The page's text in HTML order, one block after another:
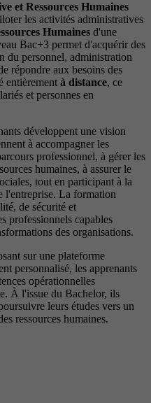
et Ressources Humaines
les activités administratives
Humaines d'une
Bac+3 permet d'acquérir des
du personnel, administration
répondre aux besoins des
entièrement à distance, ce
et personnes en
développent une vision
à accompagner les
professionnel, à gérer les
humaines, à assurer le
tout en participant à la
l'entreprise. La formation
de sécurité et
professionnels capables
des organisations.
sur une plateforme
personnalisé, les apprenants
opérationnelles
À l'issue du Bachelor, ils
leurs études vers un
ressources humaines.